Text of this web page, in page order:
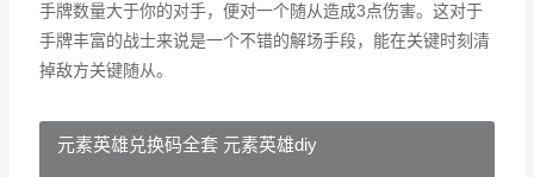
手牌数量大于你的对手，便对一个随从造成3点伤害。这对于
手牌丰富的战士来说是一个不错的解场手段，能在关键时刻清
掉敌方关键随从。
元素英雄兑换码全套 元素英雄diy